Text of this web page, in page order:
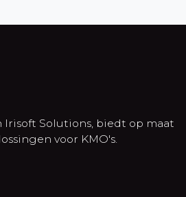
Irisoft Solutions, biedt op maat
voor KMO's.